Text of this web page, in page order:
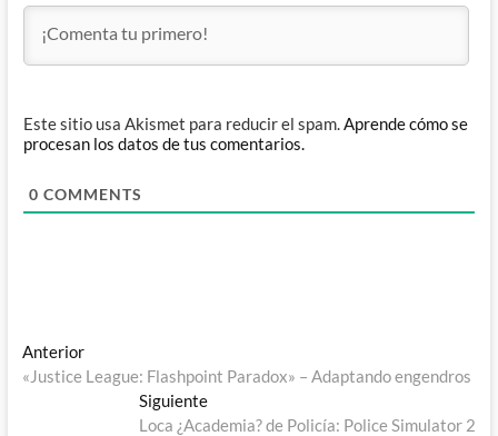
Este sitio usa Akismet para reducir el spam.Aprende cómo se
procesan los datos de tus comentarios.
0 COMMENTS
Navegación
de
AnteriorEntrada
anterior:
«Justice League: Flashpoint Paradox» – Adaptando engendros
SiguienteEntrada
siguiente:
Loca ¿Academia? de Policía: Police Simulator 2